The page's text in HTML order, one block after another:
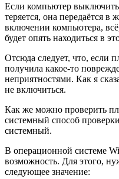
Если компьютер
теряется, она передаётся
включении компьютера,
будет опять находиться в
Отсюда следует, что, если
получила какое-то
неприятностями. Как я
не включиться.
Как же можно проверить
системный способ
системный.
В операционной системе
возможность. Для этого,
следующее значение: